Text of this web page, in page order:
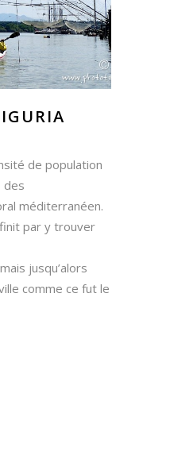
de population
des
méditerranéen.
finit par y trouver
jusqu’alors
comme ce fut le